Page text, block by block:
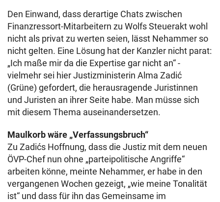
Den Einwand, dass derartige Chats zwischen
Finanzressort-Mitarbeitern zu Wolfs Steuerakt wohl
nicht als privat zu werten seien, lässt Nehammer so
nicht gelten. Eine Lösung hat der Kanzler nicht parat:
„Ich maße mir da die Expertise gar nicht an“ -
vielmehr sei hier Justizministerin Alma Zadić
(Grüne) gefordert, die herausragende Juristinnen
und Juristen an ihrer Seite habe. Man müsse sich
mit diesem Thema auseinandersetzen.
Maulkorb wäre „Verfassungsbruch“
Zu Zadićs Hoffnung, dass die Justiz mit dem neuen
ÖVP-Chef nun ohne „parteipolitische Angriffe“
arbeiten könne, meinte Nehammer, er habe in den
vergangenen Wochen gezeigt, „wie meine Tonalität
ist“ und dass für ihn das Gemeinsame im